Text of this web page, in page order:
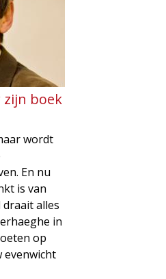
zijn boek
wordt
En nu
is van
alles
in
op
evenwicht